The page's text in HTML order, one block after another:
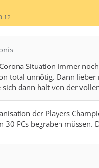
Situation immer
total unnötig. Dann
dann halt von der
der Players
30 PCs begraben